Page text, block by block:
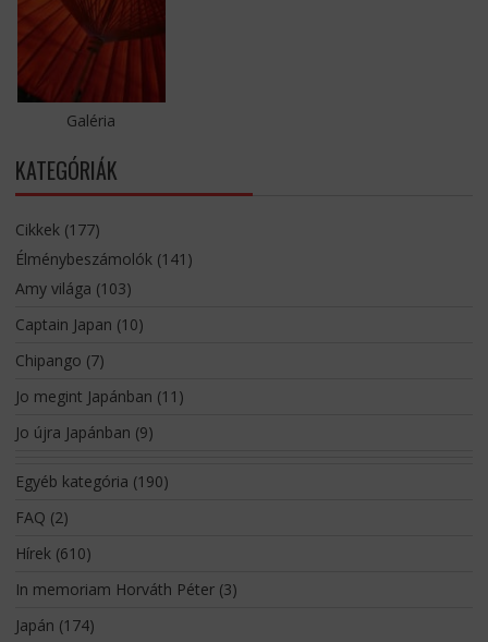
Galéria
KATEGÓRIÁK
Cikkek(177)
Élménybeszámolók(141)
Amy világa (103)
Captain Japan (10)
Chipango (7)
Jo megint Japánban (11)
Jo újra Japánban (9)
Egyéb kategória (190)
FAQ (2)
Hírek(610)
In memoriam Horváth Péter(3)
Japán (174)